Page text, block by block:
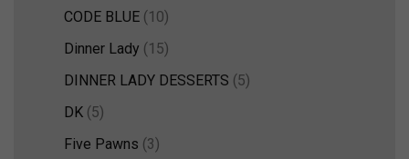
CODE BLUE (10)
Dinner Lady (15)
DINNER LADY DESSERTS (5)
DK (5)
Five Pawns (3)